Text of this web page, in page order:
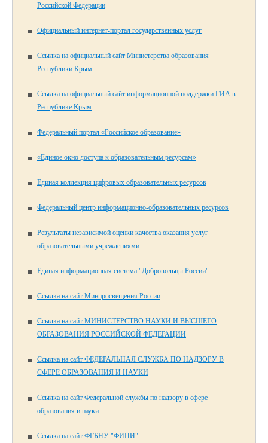
Российской Федерации
Официальный интернет-портал государственных услуг
Ссылка на официальный сайт Министерства образования
Республики Крым
Ссылка на официальный сайт информационной поддержки ГИА в
Республике Крым
Федеральный портал «Российское образование»
«Единое окно доступа к образовательным ресурсам»
Единая коллекция цифровых образовательных ресурсов
Федеральный центр информационно-образовательных ресурсов
Результаты независимой оценки качества оказания услуг
образовательными учреждениями
Единая информационная система "Добровольцы России"
Ссылка на сайт Минпросвещения России
Ссылка на сайт МИНИСТЕРСТВО НАУКИ И ВЫСШЕГО
ОБРАЗОВАНИЯ РОССИЙСКОЙ ФЕДЕРАЦИИ
Ссылка на сайт ФЕДЕРАЛЬНАЯ СЛУЖБА ПО НАДЗОРУ В
СФЕРЕ ОБРАЗОВАНИЯ И НАУКИ
Ссылка на сайт Федеральной службы по надзору в сфере
образования и науки
Ссылка на сайт ФГБНУ "ФИПИ"